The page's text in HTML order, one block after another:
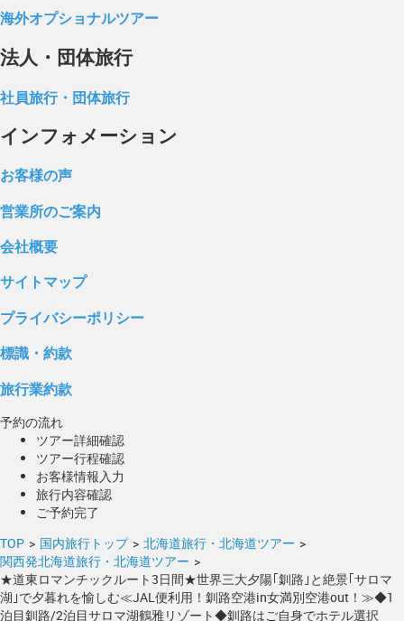
海外オプショナルツアー
法人・団体旅行
社員旅行・団体旅行
インフォメーション
お客様の声
営業所のご案内
会社概要
サイトマップ
プライバシーポリシー
標識・約款
旅行業約款
予約の流れ
ツアー詳細確認
ツアー行程確認
お客様情報入力
旅行内容確認
ご予約完了
TOP > 国内旅行トップ > 北海道旅行・北海道ツアー >
関西発北海道旅行・北海道ツアー >
★道東ロマンチックルート3日間★世界三大夕陽｢釧路｣と絶景｢サロマ
湖｣で夕暮れを愉しむ≪JAL便利用！釧路空港in女満別空港out！≫◆1
泊目釧路/2泊目サロマ湖鶴雅リゾート◆釧路はご自身でホテル選択